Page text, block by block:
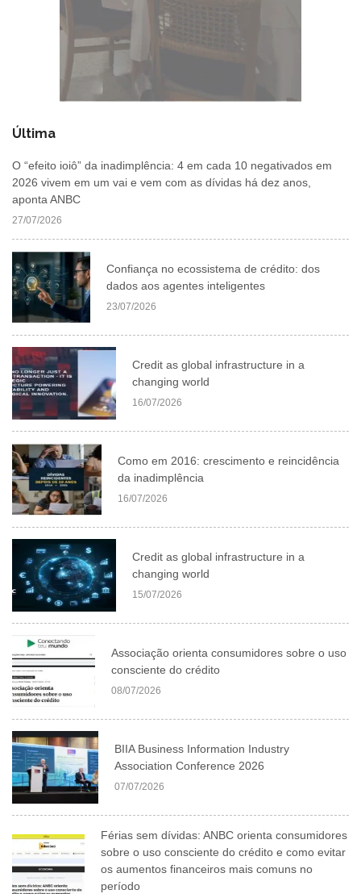
Última
O “efeito ioiô” da inadimplência: 4 em cada 10 negativados em
2026 vivem em um vai e vem com as dívidas há dez anos,
aponta ANBC
27/07/2026
Confiança no ecossistema de crédito: dos
dados aos agentes inteligentes
23/07/2026
Credit as global infrastructure in a
changing world
16/07/2026
Como em 2016: crescimento e reincidência
da inadimplência
16/07/2026
Credit as global infrastructure in a
changing world
15/07/2026
Associação orienta consumidores sobre o uso
consciente do crédito
08/07/2026
BIIA Business Information Industry
Association Conference 2026
07/07/2026
Férias sem dívidas: ANBC orienta consumidores
sobre o uso consciente do crédito e como evitar
os aumentos financeiros mais comuns no
período